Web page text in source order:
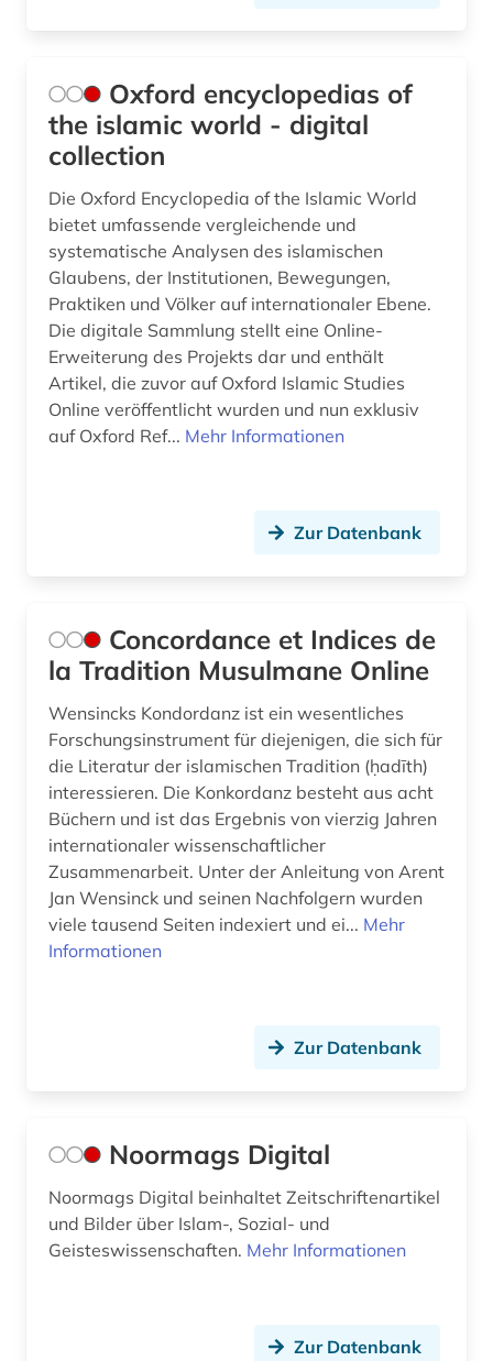
Oxford encyclopedias of
the islamic world - digital
collection
Die Oxford Encyclopedia of the Islamic World
bietet umfassende vergleichende und
systematische Analysen des islamischen
Glaubens, der Institutionen, Bewegungen,
Praktiken und Völker auf internationaler Ebene.
Die digitale Sammlung stellt eine Online-
Erweiterung des Projekts dar und enthält
Artikel, die zuvor auf Oxford Islamic Studies
Online veröffentlicht wurden und nun exklusiv
auf Oxford Ref... Mehr Informationen
Zur Datenbank
Concordance et Indices de
la Tradition Musulmane Online
Wensincks Kondordanz ist ein wesentliches
Forschungsinstrument für diejenigen, die sich für
die Literatur der islamischen Tradition (ḥadīth)
interessieren. Die Konkordanz besteht aus acht
Büchern und ist das Ergebnis von vierzig Jahren
internationaler wissenschaftlicher
Zusammenarbeit. Unter der Anleitung von Arent
Jan Wensinck und seinen Nachfolgern wurden
viele tausend Seiten indexiert und ei... Mehr
Informationen
Zur Datenbank
Noormags Digital
Noormags Digital beinhaltet Zeitschriftenartikel
und Bilder über Islam-, Sozial- und
Geisteswissenschaften. Mehr Informationen
Zur Datenbank